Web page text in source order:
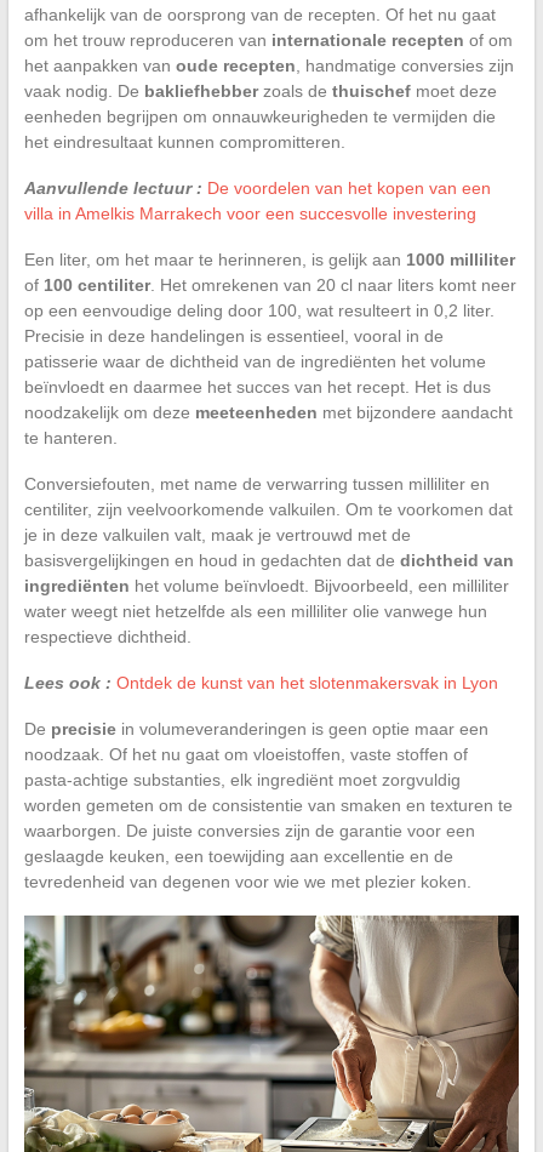
afhankelijk van de oorsprong van de recepten. Of het nu gaat
om het trouw reproduceren van internationale recepten of om
het aanpakken van oude recepten , handmatige conversies zijn
vaak nodig. De bakliefhebberzoals de thuischefmoet deze
eenheden begrijpen om onnauwkeurigheden te vermijden die
het eindresultaat kunnen compromitteren.
Aanvullende lectuur : De voordelen van het kopen van een
villa in Amelkis Marrakech voor een succesvolle investering
Een liter, om het maar te herinneren, is gelijk aan 1000 milliliter
of 100 centiliter. Het omrekenen van 20 cl naar liters komt neer
op een eenvoudige deling door 100, wat resulteert in 0,2 liter.
Precisie in deze handelingen is essentieel, vooral in de
patisserie waar de dichtheid van de ingrediënten het volume
beïnvloedt en daarmee het succes van het recept. Het is dus
noodzakelijk om deze meeteenheden met bijzondere aandacht
te hanteren.
Conversiefouten, met name de verwarring tussen milliliter en
centiliter, zijn veelvoorkomende valkuilen. Om te voorkomen dat
je in deze valkuilen valt, maak je vertrouwd met de
basisvergelijkingen en houd in gedachten dat de dichtheid van
ingrediënten het volume beïnvloedt. Bijvoorbeeld, een milliliter
water weegt niet hetzelfde als een milliliter olie vanwege hun
respectieve dichtheid.
Lees ook : Ontdek de kunst van het slotenmakersvak in Lyon
De precisiein volumeveranderingen is geen optie maar een
noodzaak. Of het nu gaat om vloeistoffen, vaste stoffen of
pasta-achtige substanties, elk ingrediënt moet zorgvuldig
worden gemeten om de consistentie van smaken en texturen te
waarborgen. De juiste conversies zijn de garantie voor een
geslaagde keuken, een toewijding aan excellentie en de
tevredenheid van degenen voor wie we met plezier koken.